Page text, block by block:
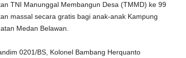
TNI Manunggal Membangun Desa (TMMD) ke 99
massal secara gratis bagi anak-anak Kampung
Medan Belawan.
0201/BS, Kolonel Bambang Herquanto